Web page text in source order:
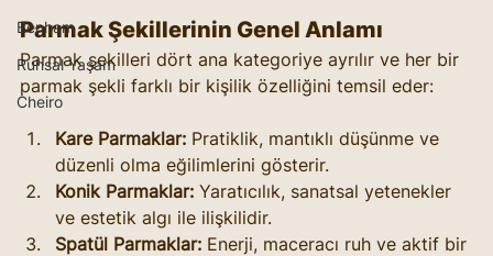
Benham
Ruhsal Yaşam
Cheiro
Parmak Şekillerinin Genel Anlamı
Parmak şekilleri dört ana kategoriye ayrılır ve her bir
parmak şekli farklı bir kişilik özelliğini temsil eder:
Kare Parmaklar: Pratiklik, mantıklı düşünme ve
düzenli olma eğilimlerini gösterir.
Konik Parmaklar: Yaratıcılık, sanatsal yetenekler
ve estetik algı ile ilişkilidir.
Spatül Parmaklar: Enerji, maceracı ruh ve aktif bir